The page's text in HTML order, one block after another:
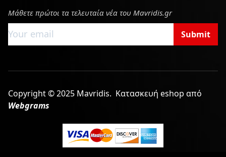
Μάθετε πρώτοι τα τελευταία νέα του Mavridis.gr
Submit
Copyright © 2025 Mavridis. Κατασκευή eshop από
Webgrams